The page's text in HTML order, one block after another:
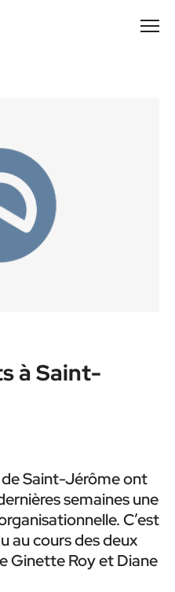
à Saint-
Saint-Jérôme ont
semaines une
C’est
au cours des deux
Ginette Roy et Diane